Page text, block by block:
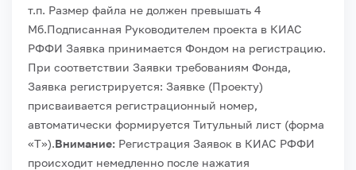
т.п. Размер файла не должен превышать 4
Мб.Подписанная Руководителем проекта в КИАС
РФФИ Заявка принимается Фондом на регистрацию.
При соответствии Заявки требованиям Фонда,
Заявка регистрируется: Заявке (Проекту)
присваивается регистрационный номер,
автоматически формируется Титульный лист (форма
«Т»).Внимание: Регистрация Заявок в КИАС РФФИ
происходит немедленно после нажатия